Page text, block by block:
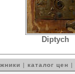
Diptych
| каталог цен |